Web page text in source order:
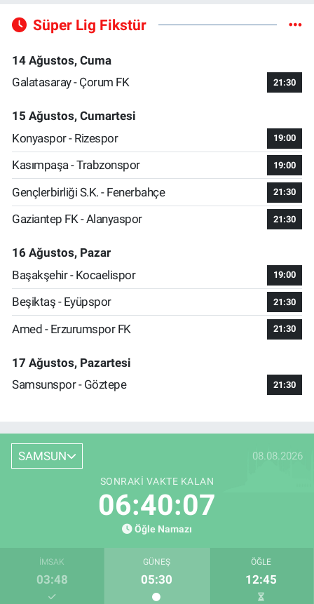
Süper Lig Fikstür
14 Ağustos, Cuma
Galatasaray - Çorum FK
21:30
15 Ağustos, Cumartesi
Konyaspor - Rizespor
19:00
Kasımpaşa - Trabzonspor 19:00
Gençlerbirliği S.K. - Fenerbahçe 21:30
Gaziantep FK - Alanyaspor 21:30
16 Ağustos, Pazar
Başakşehir - Kocaelispor
19:00
Beşiktaş - Eyüpspor 21:30
Amed - Erzurumspor FK 21:30
17 Ağustos, Pazartesi
Samsunspor - Göztepe
21:30
SAMSUN 08.08.2026
SONRAKI VAKTE KALAN
06:40:06
Öğle Namazı
İMSAK
03:48
GÜNEŞ
05:30
ÖĞLE
12:45